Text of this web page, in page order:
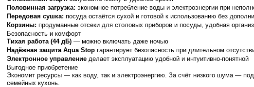
Половинная загрузка: экономное потребление воды и электроэнергии при
Передовая сушка: посуда остаётся сухой и готовой к использованию без
Корзины: продуманные отсеки для столовых приборов и посуды, удобная
Безопасность и комфорт
Тихая работа (44 дБ) — можно включать даже ночью
Надёжная защита Aqua Stop гарантирует безопасность при длительном
Электронное управление делает эксплуатацию удобной и интуитивно-понятной
Выгодное приобретение
Экономит ресурсы — как воду, так и электроэнергию. За счёт низкого шума —
семейных кухонь.